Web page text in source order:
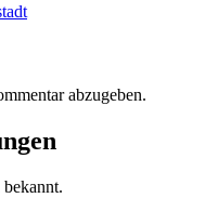
abzugeben.